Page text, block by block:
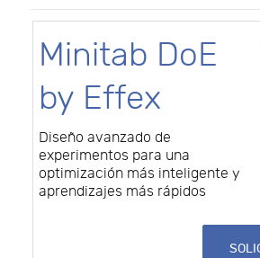
Minitab DoE
by Effex
Diseño avanzado de
experimentos para una
optimización más inteligente y
aprendizajes más rápidos